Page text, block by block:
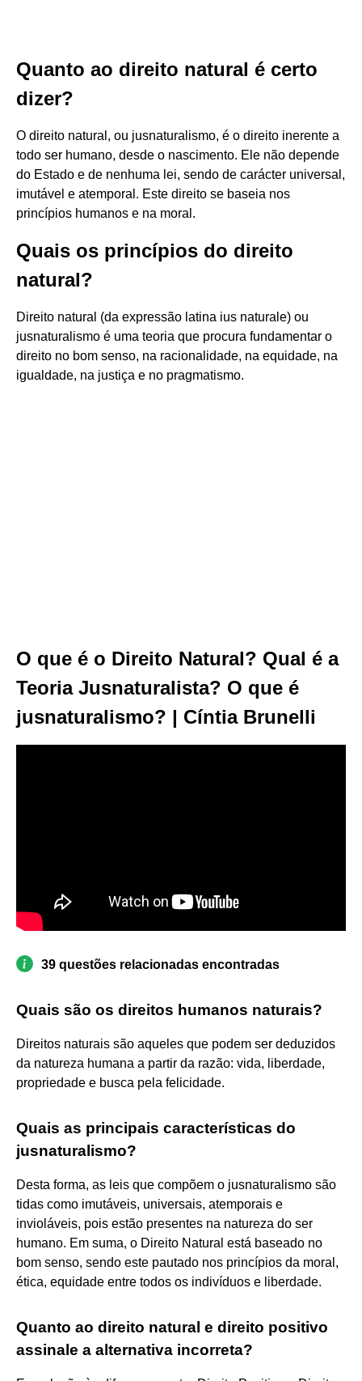
Quanto ao direito natural é certo
dizer?
O direito natural, ou jusnaturalismo, é o direito inerente a
todo ser humano, desde o nascimento. Ele não depende
do Estado e de nenhuma lei, sendo de carácter universal,
imutável e atemporal. Este direito se baseia nos
princípios humanos e na moral.
Quais os princípios do direito
natural?
Direito natural (da expressão latina ius naturale) ou
jusnaturalismo é uma teoria que procura fundamentar o
direito no bom senso, na racionalidade, na equidade, na
igualdade, na justiça e no pragmatismo.
O que é o Direito Natural? Qual é a
Teoria Jusnaturalista? O que é
jusnaturalismo? | Cíntia Brunelli
39 questões relacionadas encontradas
Quais são os direitos humanos naturais?
Direitos naturais são aqueles que podem ser deduzidos
da natureza humana a partir da razão: vida, liberdade,
propriedade e busca pela felicidade.
Quais as principais características do
jusnaturalismo?
Desta forma, as leis que compõem o jusnaturalismo são
tidas como imutáveis, universais, atemporais e
invioláveis, pois estão presentes na natureza do ser
humano. Em suma, o Direito Natural está baseado no
bom senso, sendo este pautado nos princípios da moral,
ética, equidade entre todos os indivíduos e liberdade.
Quanto ao direito natural e direito positivo
assinale a alternativa incorreta?